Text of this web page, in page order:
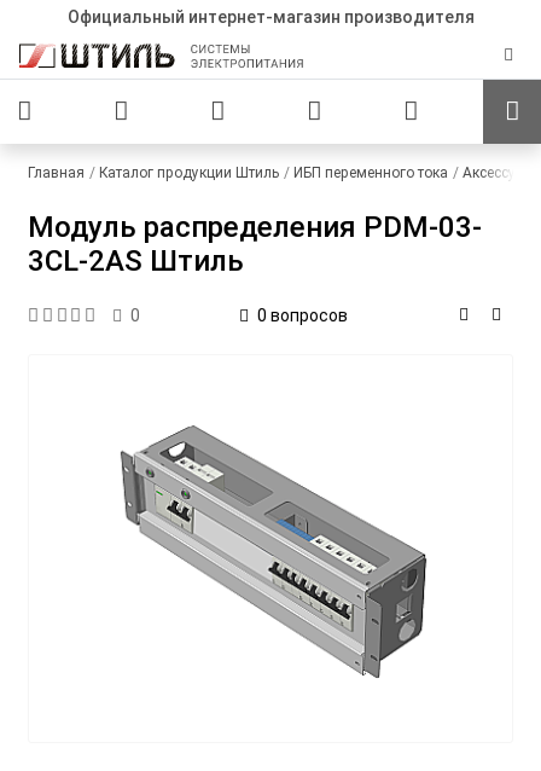
Официальный интернет-магазин производителя
Главная Каталог продукции Штиль ИБП переменного тока
Модуль распределения PDM-03-
3CL-2AS Штиль
0 0 вопросов